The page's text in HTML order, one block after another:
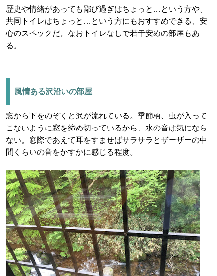
歴史や情緒があっても鄙び過ぎはちょっと…という方や、
共同トイレはちょっと…という方にもおすすめできる、安
心のスペックだ。なおトイレなしで若干安めの部屋もあ
る。
風情ある沢沿いの部屋
窓から下をのぞくと沢が流れている。季節柄、虫が入って
こないように窓を締め切っているから、水の音は気になら
ない。窓際であえて耳をすませばサラサラとザーザーの中
間くらいの音をかすかに感じる程度。